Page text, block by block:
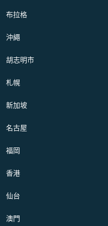
布拉格
沖繩
胡志明市
札幌
新加坡
名古屋
福岡
香港
仙台
澳門